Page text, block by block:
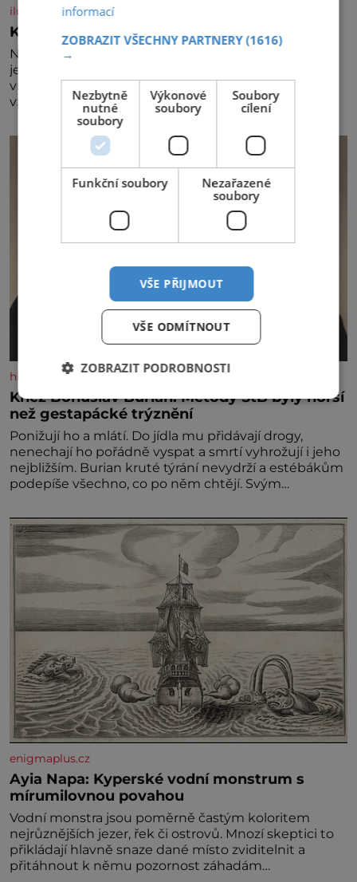
iluxus.cz
Král vín začíná třetí dekádu
Největší český vinařský projekt Král vín ve svém již
jednadvacátém ročníku představil nejlepší domácí
vína. Ta vybírala odborná porota z celkem 1260
vzorků od 157 vinařů. Král vín, který se – i pře
historyplus.cz
Kněz Bohuslav Burian: Metody StB byly horší
než gestapácké trýznění
Ponižují ho a mlátí. Do jídla mu přidávají drogy,
nenechají ho pořádně vyspat a smrtí vyhrožují i jeho
nejbližším. Burian kruté týrání nevydrží a estébákům
podepíše všechno, co po něm chtějí. Svým
výslechů nikdo nevyvíjel fyzický ani psychický nátlak.
Syn brněnského řezníka chce být knězem a
enigmaplus.cz
Ayia Napa: Kyperské vodní monstrum s
mírumilovnou povahou
Vodní monstra jsou poměrně častým koloritem
nejrůznějších jezer, řek či ostrovů. Mnozí skeptici to
přikládají hlavně snaze dané místo zviditelnit a
přitáhnout k němu pozornost záhadám
informací
ZOBRAZIT VŠECHNY PARTNERY(1616)
→
Nezbytně
nutné
soubory
Výkonové
soubory
Soubory
cílení
Funkční soubory
Nezařazené
soubory
VŠE PŘIJMOUT
VŠE ODMÍTNOUT
ZOBRAZIT PODROBNOSTI